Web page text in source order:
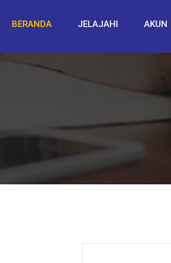
BERANDA JELAJAHI AKUN